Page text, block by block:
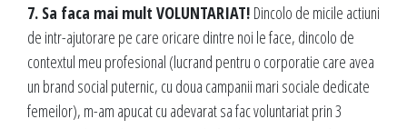
7. Sa faca mai mult VOLUNTARIAT! Dincolo de micile actiuni
de intr-ajutorare pe care oricare dintre noi le face, dincolo de
contextul meu profesional (lucrand pentru o corporatie care avea
un brand social puternic, cu doua campanii mari sociale dedicate
femeilor), m-am apucat cu adevarat sa fac voluntariat prin 3